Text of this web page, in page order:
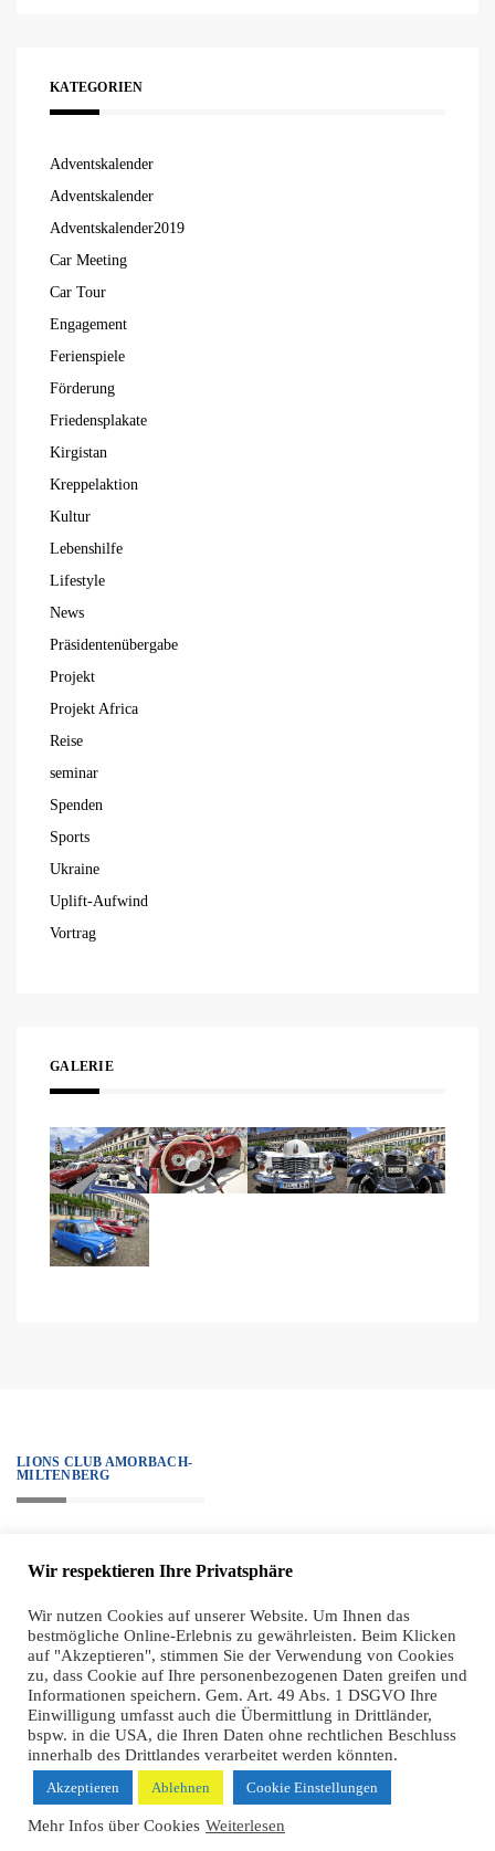
KATEGORIEN
Adventskalender
Adventskalender
Adventskalender2019
Car Meeting
Car Tour
Engagement
Ferienspiele
Förderung
Friedensplakate
Kirgistan
Kreppelaktion
Kultur
Lebenshilfe
Lifestyle
News
Präsidentenübergabe
Projekt
Projekt Africa
Reise
seminar
Spenden
Sports
Ukraine
Uplift-Aufwind
Vortrag
GALERIE
LIONS CLUB AMORBACH-
MILTENBERG
sind diesem Ziel verpflichtet. Zugleich haben wir einen hohen ethischen
Anspruch an unsere Mitglieder, der sich sehr klar in unseren Grundsätzen
widerspiegelt.
2021 LIONS CLUB AMORBACH-MILTENBERG | REALISIERUNGCOBER IT
HOME VORSTAND IMPRESSUM | DATENSCHUTZ
Wir respektieren Ihre Privatsphäre
Wir nutzen Cookies auf unserer Website. Um Ihnen das
bestmögliche Online-Erlebnis zu gewährleisten. Beim Klicken
auf "Akzeptieren", stimmen Sie der Verwendung von Cookies
zu, dass Cookie auf Ihre personenbezogenen Daten greifen und
Informationen speichern. Gem. Art. 49 Abs. 1 DSGVO Ihre
Einwilligung umfasst auch die Übermittlung in Drittländer,
bspw. in die USA, die Ihren Daten ohne rechtlichen Beschluss
innerhalb des Drittlandes verarbeitet werden könnten.
Akzeptieren Ablehnen Cookie Einstellungen
Mehr Infos über Cookies Weiterlesen